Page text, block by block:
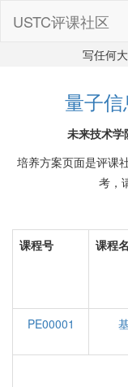
USTC评课社区
写任何
量子
未来技术
培养方案页面是评课
考，
课程号 课程名
PE00001